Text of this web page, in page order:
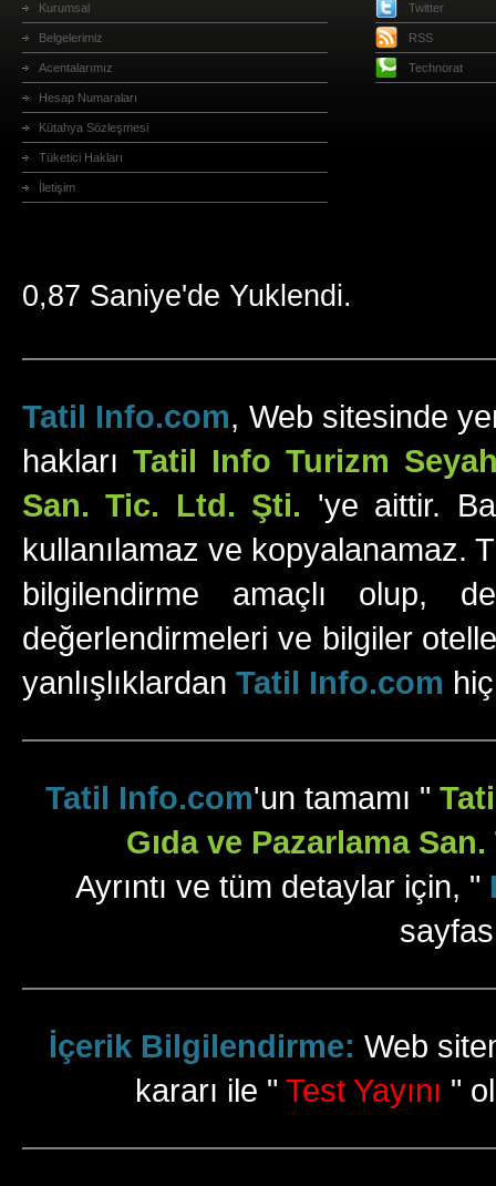
Kurumsal
Belgelerimiz
Acentalarımız
Hesap Numaraları
Kütahya Sözleşmesi
Tüketici Hakları
İletişim
Twitter
RSS
Technorat
0,87 Saniye'de Yuklendi.
Tatil Info.com, Web sitesinde
hakları Tatil Info Turizm
San. Tic. Ltd. Şti. 'ye aittir.
kullanılamaz ve kopyalanamaz.
bilgilendirme amaçlı olup,
değerlendirmeleri ve bilgiler
yanlışlıklardan Tatil Info.com
Tatil Info.com'un tamamı "
Gıda ve Pazarlama
Ayrıntı ve tüm detaylar için, "
İçerik Bilgilendirme: Web
kararı ile " Test Yayını "